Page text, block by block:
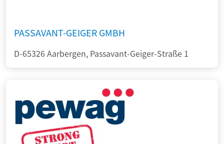
PASSAVANT-GEIGER GMBH
D-65326 Aarbergen, Passavant-Geiger-Straße 1